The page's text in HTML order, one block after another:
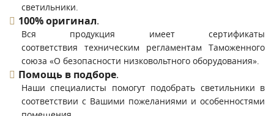
светильники.
100% оригинал.
Вся продукция имеет сертификаты
соответствия техническим регламентам Таможенного
союза «О безопасности низковольтного оборудования».
Помощь в подборе.
Наши специалисты помогут подобрать светильники в
соответствии с Вашими пожеланиями и особенностями